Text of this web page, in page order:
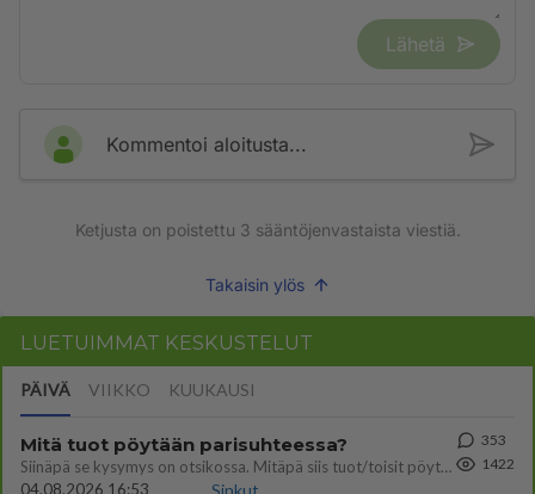
Lähetä
Kommentoi aloitusta...
Ketjusta on poistettu 3 sääntöjenvastaista viestiä.
Takaisin ylös
LUETUIMMAT KESKUSTELUT
PÄIVÄ VIIKKO KUUKAUSI
Mitä tuot pöytään parisuhteessa?
Siinäpä se kysymys on otsikossa. Mitäpä siis tuot/toisit pöytään parisuhteessa? Oletko mies vai nainen? Koetko sen mitä
04.08.2026 16:53
Sinkut
353
1422